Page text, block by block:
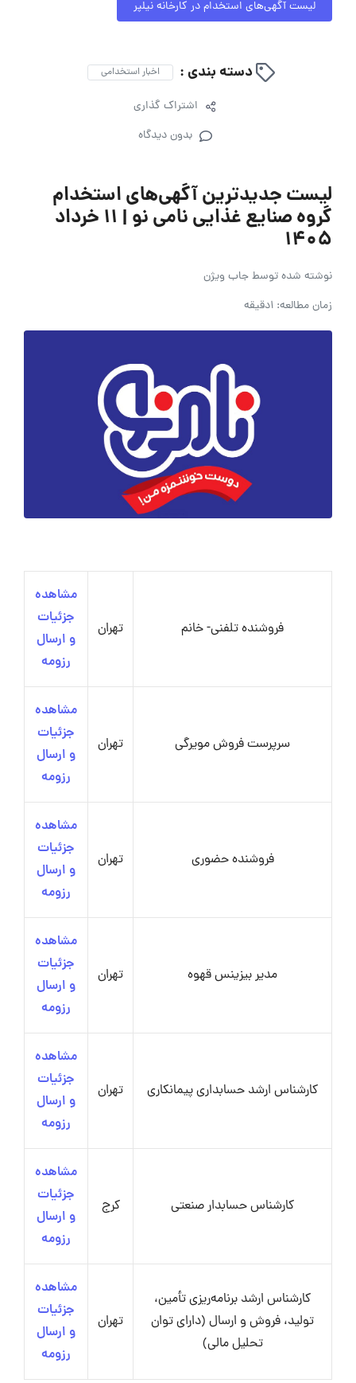
لیست آگهی‌های استخدام در کارخانه نیلپر
دسته بندی : اخبار استخدامی
اشتراک گذاری
بدون دیدگاه
لیست جدیدترین آگهی‌های استخدام
گروه صنایع غذایی نامی نو | ۱۱ خرداد
۱۴۰۵
نوشته شده توسطجاب ویژن
زمان مطالعه: 1دقیقه
فروشنده تلفنی- خانم تهران
مشاهده
جزئیات
و ارسال
رزومه
سرپرست فروش مویرگی تهران
مشاهده
جزئیات
و ارسال
رزومه
فروشنده حضوری تهران
مشاهده
جزئیات
و ارسال
رزومه
مدیر بیزینس قهوه تهران
مشاهده
جزئیات
و ارسال
رزومه
کارشناس ارشد حسابداری پیمانکاری تهران
مشاهده
جزئیات
و ارسال
رزومه
کارشناس حسابدار صنعتی کرج
مشاهده
جزئیات
و ارسال
رزومه
کارشناس ارشد برنامه‌ریزی تأمین،
تولید، فروش و ارسال (دارای توان
تحلیل مالی)
تهران
مشاهده
جزئیات
و ارسال
رزومه